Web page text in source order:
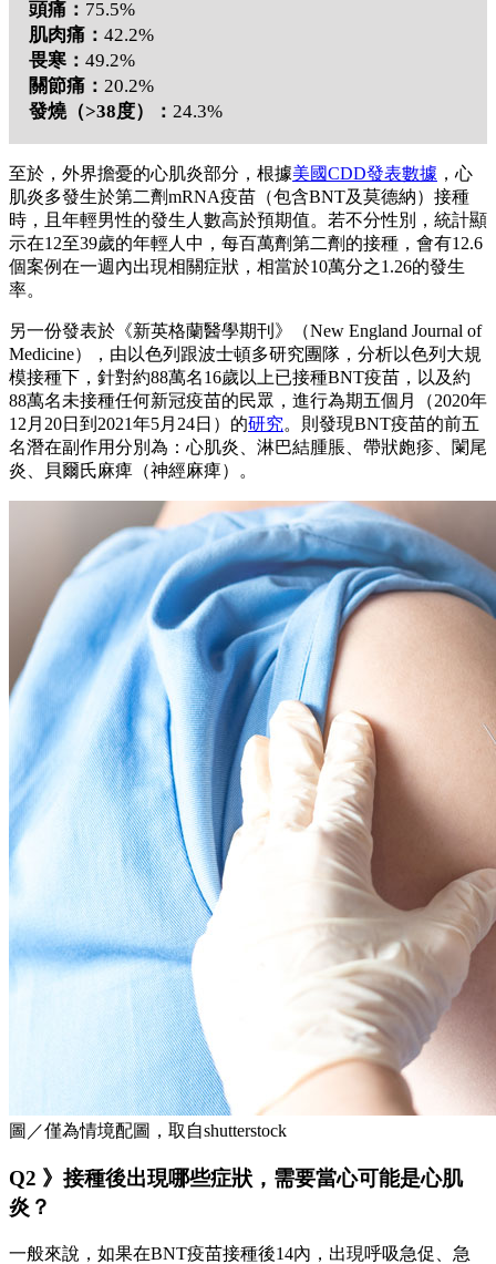
頭痛： 75.5%
肌肉痛： 42.2%
畏寒： 49.2%
關節痛： 20.2%
發燒（>38度）： 24.3%
至於，外界擔憂的心肌炎部分，根據美國CDD發表數據 ，心
肌炎多發生於第二劑mRNA疫苗（包含BNT及莫德納）接種
時，且年輕男性的發生人數高於預期值。若不分性別，統計顯
示在12至39歲的年輕人中，每百萬劑第二劑的接種，會有12.6
個案例在一週內出現相關症狀，相當於10萬分之1.26的發生
率。
另一份發表於《新英格蘭醫學期刊》（New England Journal of
Medicine），由以色列跟波士頓多研究團隊，分析以色列大規
模接種下，針對約88萬名16歲以上已接種BNT疫苗，以及約
88萬名未接種任何新冠疫苗的民眾，進行為期五個月（2020年
12月20日到2021年5月24日）的研究。則發現BNT疫苗的前五
名潛在副作用分別為：心肌炎、淋巴結腫脹、帶狀皰疹、闌尾
炎、貝爾氏麻痺（神經麻痺）。
圖／僅為情境配圖，取自shutterstock
Q2 》接種後出現哪些症狀，需要當心可能是心肌
炎？
一般來說，如果在BNT疫苗接種後14內，出現呼吸急促、急